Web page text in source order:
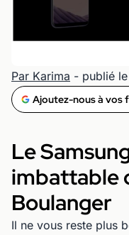
Par Karima - publié
Ajoutez-nous à vos
Le
imbattable
Boulanger
Il ne vous reste plus